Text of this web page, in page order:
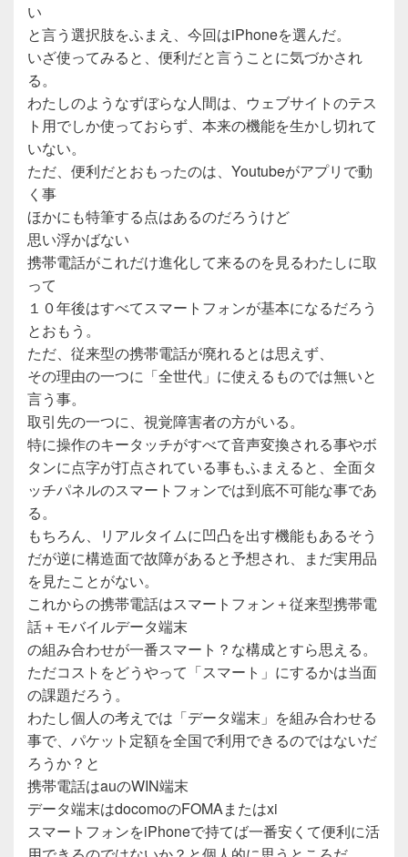
い
と言う選択肢をふまえ、今回はiPhoneを選んだ。
いざ使ってみると、便利だと言うことに気づかされ
る。
わたしのようなずぼらな人間は、ウェブサイトのテス
ト用でしか使っておらず、本来の機能を生かし切れて
いない。
ただ、便利だとおもったのは、Youtubeがアプリで動
く事
ほかにも特筆する点はあるのだろうけど
思い浮かばない
携帯電話がこれだけ進化して来るのを見るわたしに取
って
１０年後はすべてスマートフォンが基本になるだろう
とおもう。
ただ、従来型の携帯電話が廃れるとは思えず、
その理由の一つに「全世代」に使えるものでは無いと
言う事。
取引先の一つに、視覚障害者の方がいる。
特に操作のキータッチがすべて音声変換される事やボ
タンに点字が打点されている事もふまえると、全面タ
ッチパネルのスマートフォンでは到底不可能な事であ
る。
もちろん、リアルタイムに凹凸を出す機能もあるそう
だが逆に構造面で故障があると予想され、まだ実用品
を見たことがない。
これからの携帯電話はスマートフォン＋従来型携帯電
話＋モバイルデータ端末
の組み合わせが一番スマート？な構成とすら思える。
ただコストをどうやって「スマート」にするかは当面
の課題だろう。
わたし個人の考えでは「データ端末」を組み合わせる
事で、パケット定額を全国で利用できるのではないだ
ろうか？と
携帯電話はauのWIN端末
データ端末はdocomoのFOMAまたはxi
スマートフォンをiPhoneで持てば一番安くて便利に活